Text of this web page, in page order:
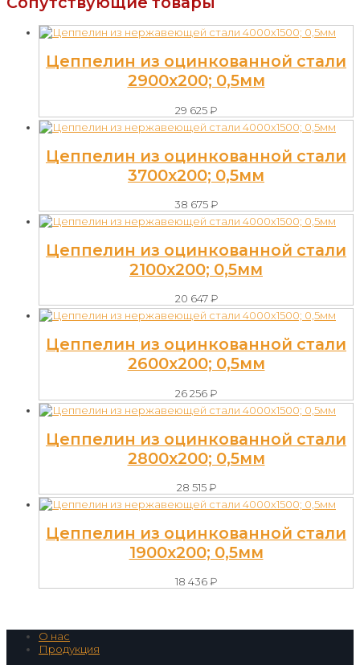
Цеппелин из оцинкованной стали
2900х200; 0,5мм
29 625₽
Цеппелин из оцинкованной стали
3700х200; 0,5мм
38 675₽
Цеппелин из оцинкованной стали
2100х200; 0,5мм
20 647₽
Цеппелин из оцинкованной стали
2600х200; 0,5мм
26 256₽
Цеппелин из оцинкованной стали
2800х200; 0,5мм
28 515₽
Цеппелин из оцинкованной стали
1900х200; 0,5мм
18 436₽
О нас
Продукция